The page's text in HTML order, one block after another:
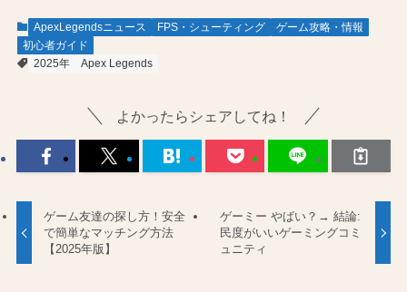
ApexLegendsニュース FPS・シューティング
ゲーム攻略・情報
初心者ガイド
2025年
Apex Legends
よかったらシェアしてね！
ゲーム友達の探し方！安全
で簡単なマッチング方法
【2025年版】
ゲーミー やばい？→ 結論:
民度がいいゲーミングコミ
ュニティ